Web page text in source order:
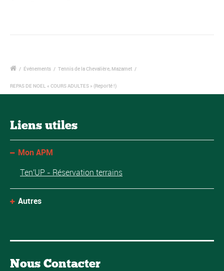
/ Événements / Tennis de la Chevalière, Mazamet /
REPAS DE NOEL « COURS ADULTES » (Reporté !)
Liens utiles
Mon APM
Ten'UP - Réservation terrains
Autres
Nous Contacter